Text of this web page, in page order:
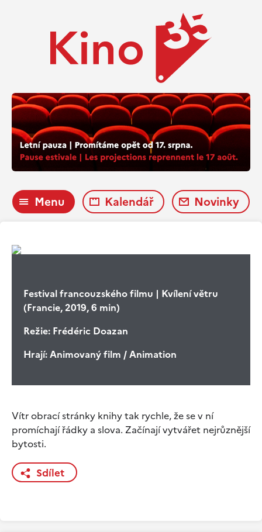
Menu Kalendář Novinky
Festival francouzského filmu | Kvílení větru
(Francie, 2019, 6 min)
Režie: Frédéric Doazan
Hrají:Animovaný film / Animation
Vítr obrací stránky knihy tak rychle, že se v ní
promíchají řádky a slova. Začínají vytvářet nejrůznější
bytosti.
Sdílet